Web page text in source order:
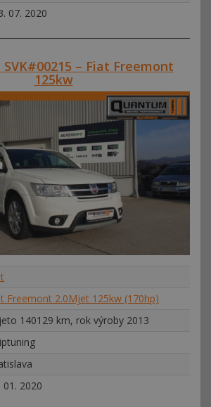
07. 2020
– Fiat Freemont
125kw
Freemont 2.0Mjet 125kw (170hp)
140129 km, rok výroby 2013
01. 2020